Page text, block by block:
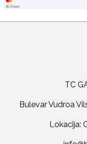
TC
Bulevar Vudroa
Lokacija: